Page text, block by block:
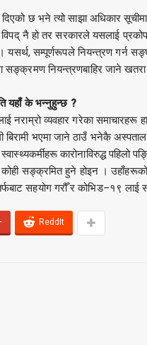
छ भने त्यो साझा अधिकार
विपद् नै हो तर सरकारले यसलाई
सम्पूर्णरूपले नियन्त्रण गर्न
नियन्त्रणबाहिर जाने
यहाँ के भन्नुहुन्छ ?
नराम्रो व्यवहार गरेका समाचारहरू
बिरामी भएमा जाने ठाउँ भनेकै
कारोनाविरुद्ध
सङ्क्रमित हुने होइन ।
सहयोग गरौँ र कोभिड–१९ लाई
ReddIt